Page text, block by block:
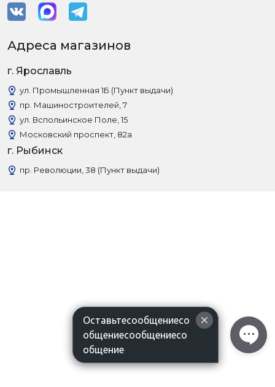
Адреса магазинов
г. Ярославль
ул. Промышленная 1Б (Пункт выдачи)
пр. Машиностроителей, 7
ул. Вспольинское Поле, 15
Московский проспект, 82а
г. Рыбинск
пр. Революции, 38 (Пункт выдачи)
Оставьтесообщениесо
общениесообщениесо
общение